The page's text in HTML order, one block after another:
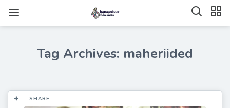
Tag Archives: maheriided
SHARE